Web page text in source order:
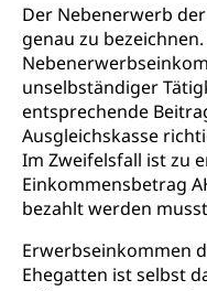
Der Nebenerwerb
genau zu
unselbständiger
entsprechende
Ausgleichskasse
Im Zweifelsfall ist zu
Einkommensbetrag
bezahlt werden
Erwerbseinkommen
Ehegatten ist selbst
AHV-
IV-
Kultur und Medien
Archive und
Bücher,
Zentral-
Kulturelle
Museen, Theater,
Kunst &
Kulturförderung
Kulturpolitik,